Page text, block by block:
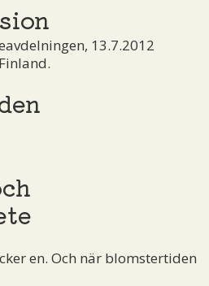
13.7.2012
en. Och när blomstertiden